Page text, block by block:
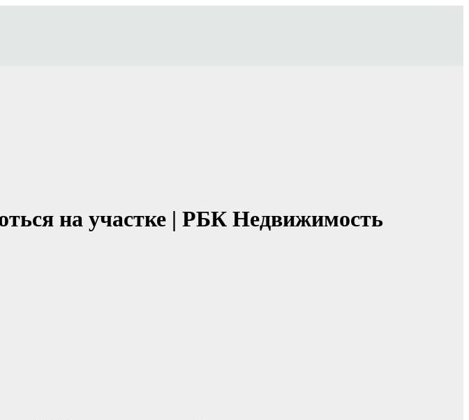
на участке | РБК Недвижимость